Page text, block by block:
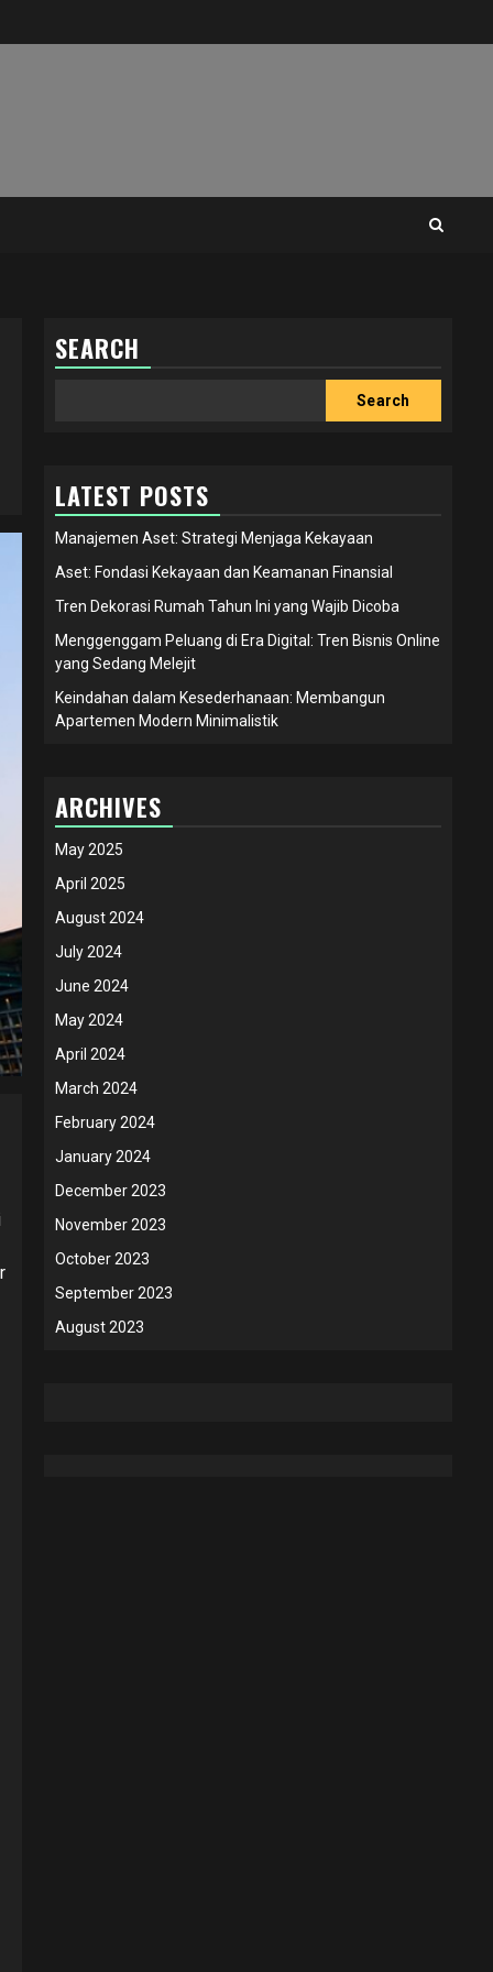
SEARCH
Search
LATEST POSTS
Manajemen Aset: Strategi Menjaga Kekayaan
Aset: Fondasi Kekayaan dan Keamanan Finansial
Tren Dekorasi Rumah Tahun Ini yang Wajib Dicoba
Menggenggam Peluang di Era Digital: Tren Bisnis Online
yang Sedang Melejit
Keindahan dalam Kesederhanaan: Membangun
Apartemen Modern Minimalistik
ARCHIVES
May 2025
April 2025
August 2024
July 2024
June 2024
May 2024
April 2024
March 2024
February 2024
January 2024
December 2023
November 2023
October 2023
September 2023
August 2023